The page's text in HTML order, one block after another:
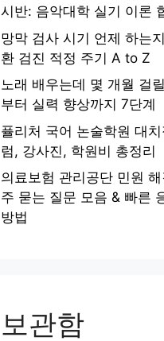
시반: 음악대학 실기 이론
망막 검사 시기 언제 하는
환 검진 적정 주기 A to Z
노래 배우는데 몇 개월 걸
부터 실력 향상까지 7단계
퓰리처 국어 논술학원 대
럼, 강사진, 학원비 총정리
의료보험 관리공단 민원
주 묻는 질문 모음 & 빠른
방법
보관함